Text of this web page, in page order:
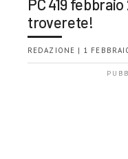
PC 419
troverete!
REDAZIONE | 1